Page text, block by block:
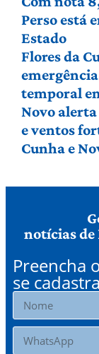
Perso está
Estado
Flores da
temporal
Novo
e ventos
Cunha e
notícias de
Preencha
se